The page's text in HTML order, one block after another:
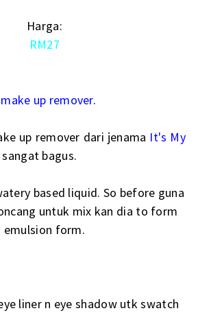
Harga:
RM27
up remover.
up remover dari jenama It's My
bagus.
based liquid. So before guna
untuk mix kan dia to form
emulsion form.
liner n eye shadow utk swatch